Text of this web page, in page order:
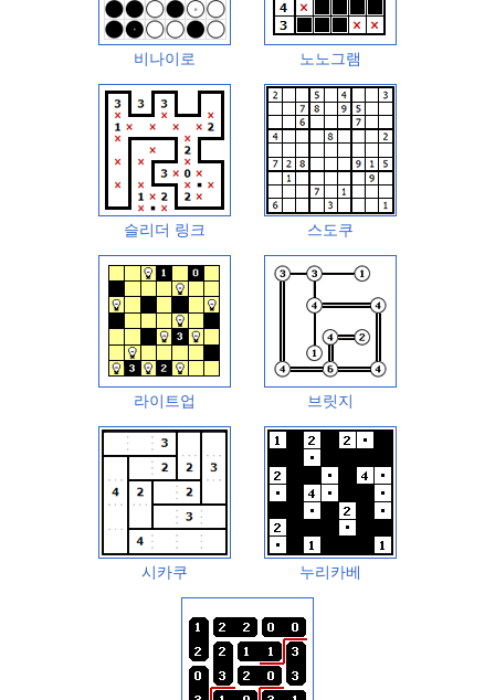
비나이로 노노그램
슬리더 링크 스도쿠
라이트업 브릿지
시카쿠 누리카베